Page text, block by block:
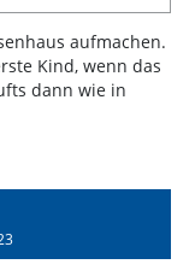
aufmachen.
Kind, wenn das
dann wie in